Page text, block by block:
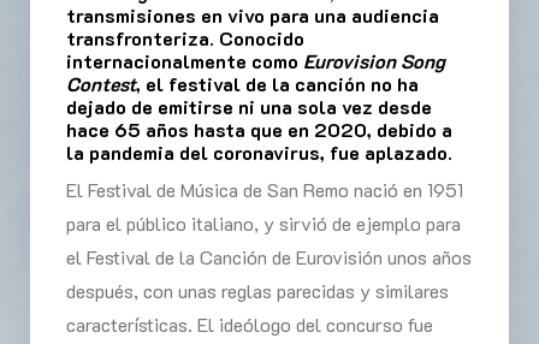
transmisiones en vivo para una audiencia
transfronteriza. Conocido
internacionalmente como Eurovision Song
Contest, el festival de la canción no ha
dejado de emitirse ni una sola vez desde
hace 65 años hasta que en 2020, debido a
la pandemia del coronavirus, fue aplazado.
El Festival de Música de San Remo nació en 1951
para el público italiano, y sirvió de ejemplo para
el Festival de la Canción de Eurovisión unos años
después, con unas reglas parecidas y similares
características. El ideólogo del concurso fue